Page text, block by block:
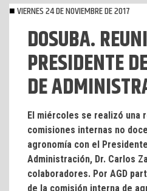
VIERNES 24 DE NOVIEMBRE DE 2017
DOSUBA.
PRESIDENTE
DE
El miércoles se realizó una
comisiones internas no
agronomía con el
Administración, Dr. Carlos
colaboradores. Por AGD
de la comisión interna de